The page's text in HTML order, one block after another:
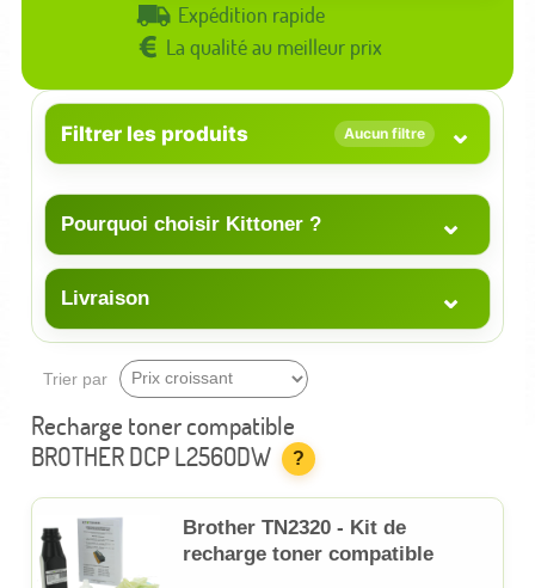
Expédition rapide
La qualité au meilleur prix
Filtrer les produits Aucun filtre ⌄
Pourquoi choisir Kittoner ? ⌄
Livraison ⌄
Trier par
Recharge toner compatible
BROTHER DCP L2560DW
?
Brother TN2320 - Kit de
recharge toner compatible